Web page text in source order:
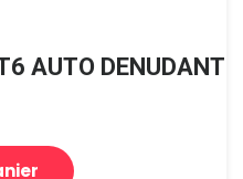
AUTO DENUDANT